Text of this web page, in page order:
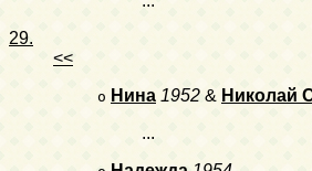
29.
<<
o Нина 1952 & Николай
...